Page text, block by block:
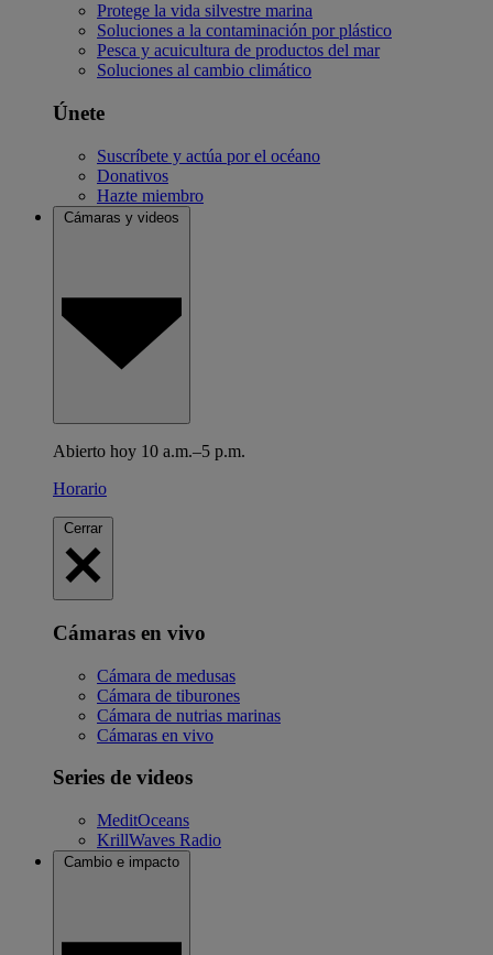
Protege la vida silvestre marina
Soluciones a la contaminación por plástico
Pesca y acuicultura de productos del mar
Soluciones al cambio climático
Únete
Suscríbete y actúa por el océano
Donativos
Hazte miembro
Cámaras y videos
Abierto hoy 10 a.m.–5 p.m.
Horario
Cerrar
Cámaras en vivo
Cámara de medusas
Cámara de tiburones
Cámara de nutrias marinas
Cámaras en vivo
Series de videos
MeditOceans
KrillWaves Radio
Cambio e impacto